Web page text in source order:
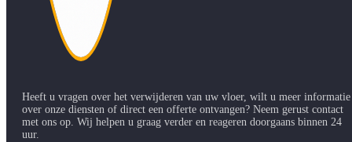
Heeft u vragen over het verwijderen van uw vloer, wilt u meer informatie
over onze diensten of direct een offerte ontvangen? Neem gerust contact
met ons op. Wij helpen u graag verder en reageren doorgaans binnen 24
uur.